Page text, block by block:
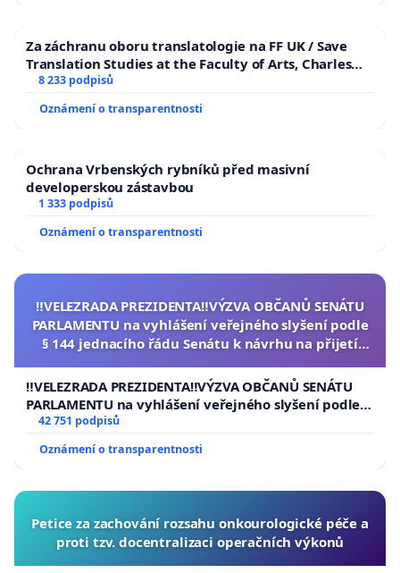
Za záchranu oboru translatologie na FF UK / Save
Translation Studies at the Faculty of Arts, Charles
University
8 233 podpisů
Oznámení o transparentnosti
Ochrana Vrbenských rybníků před masivní
developerskou zástavbou
1 333 podpisů
Oznámení o transparentnosti
‼️VELEZRADA PREZIDENTA‼️VÝZVA OBČANŮ SENÁTU
PARLAMENTU na vyhlášení veřejného slyšení podle
§ 144 jednacího řádu Senátu k návrhu na přijetí
republiky
‼️VELEZRADA PREZIDENTA‼️VÝZVA OBČANŮ SENÁTU
PARLAMENTU na vyhlášení veřejného slyšení podle §
144 jednacího řádu Senátu k návrhu na přijetí
usnesení k podání ústavní žaloby na prezidenta
republiky
42 751 podpisů
Oznámení o transparentnosti
Petice za zachování rozsahu onkourologické péče a
proti tzv. docentralizaci operačních výkonů